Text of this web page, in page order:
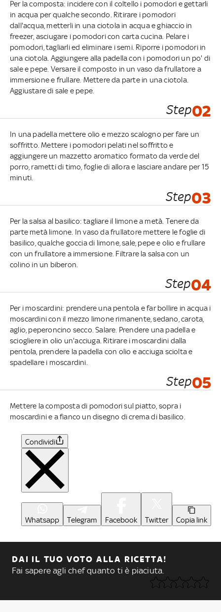
Per la composta: incidere con il coltello i pomodori e gettarli
in acqua per qualche secondo. Ritirare i pomodori
dall'acqua, metterli in una ciotola in acqua e ghiaccio in
freezer, asciugare i pomodori con carta cucina. Pelare i
pomodori, tagliarli ed eliminare i semi. Riporre i pomodori in
una ciotola. Aggiungere alla padella con i pomodori un po' di
sale e pepe. Versare il composto in un vaso da frullatore a
immersione e frullare. Mettere da parte in una ciotola.
Aggiustare di sale e pepe.
Step02
In una padella mettere olio e mezzo scalogno per fare un
soffritto. Mettere i pomodori pelati nel soffritto e
aggiungere un mazzetto aromatico formato da verde del
porro, rametti di timo, foglie di allora e lasciare andare per 15
minuti.
Step03
Per la salsa al basilico: tagliare il limone a metà. Tenere da
parte metà limone. In vaso da frullatore mettere le foglie di
basilico, qualche goccia di limone, sale, pepe e olio e frullare
con un frullatore a immersione. Filtrare la salsa con un
colino in un biberon.
Step04
Per i moscardini: prendere una pentola e far bollire in acqua i
moscardini con il mezzo limone rimanente, sedano, carota,
aglio, peperoncino secco. Salare. Prendere una padella e
sciogliere in olio un'acciuga. Ritirare i moscardini dalla
pentola, prendere la padella con olio e acciuga sciolta e
spadellare i moscardini.
Step05
Mettere la composta di pomodori sul piatto, sopra i
moscardini e a fianco un disegno di crema di basilico.
Condividi
Whatsapp Telegram Facebook Twitter Copia link
DAI IL TUO VOTO ALLA RICETTA!
Fai sapere agli chef quanto ti è piaciuta.